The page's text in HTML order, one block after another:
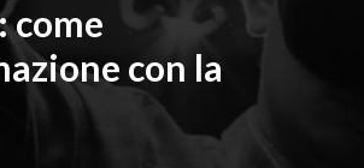
come
con la